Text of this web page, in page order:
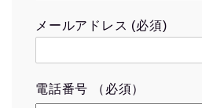
メールアドレス (必須)
電話番号 （必須）